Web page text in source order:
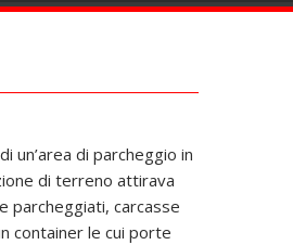
un’area di parcheggio in
di terreno attirava
parcheggiati, carcasse
container le cui porte